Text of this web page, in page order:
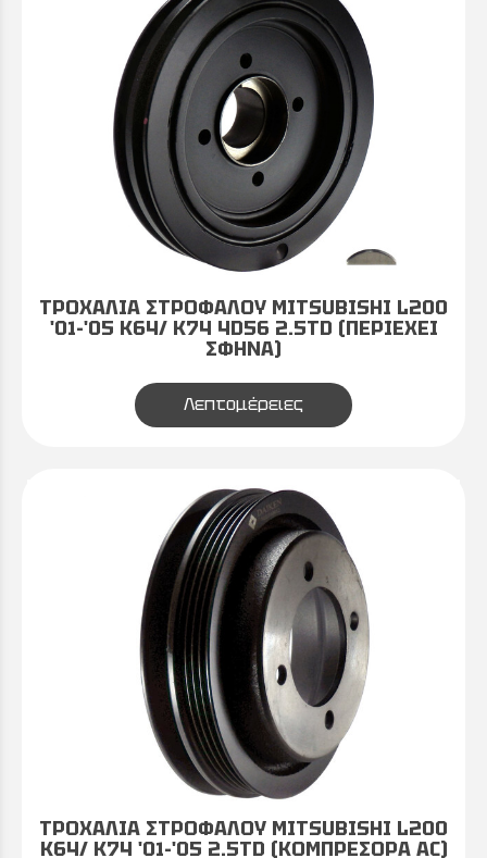
ΤΡΟΧΑΛΙΑ ΣΤΡΟΦΑΛΟΥ MITSUBISHI L200
'01-'05 K64/ K74 4D56 2.5TD (ΠΕΡΙΕΧΕΙ
ΣΦΗΝΑ)
Λεπτομέρειες
ΤΡΟΧΑΛΙΑ ΣΤΡΟΦΑΛΟΥ MITSUBISHI L200
K64/ K74 '01-'05 2.5TD (ΚΟΜΠΡΕΣΟΡΑ AC)